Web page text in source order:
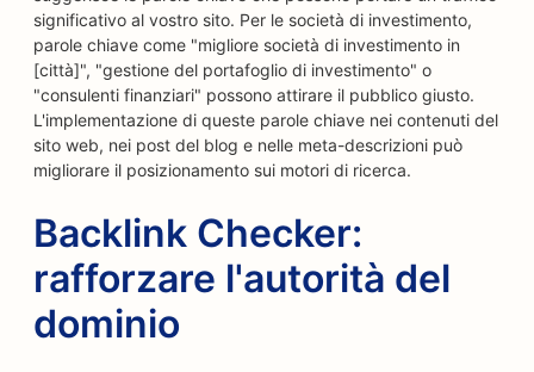
significativo al vostro sito. Per le società di investimento,
parole chiave come "migliore società di investimento in
[città]", "gestione del portafoglio di investimento" o
"consulenti finanziari" possono attirare il pubblico giusto.
L'implementazione di queste parole chiave nei contenuti del
sito web, nei post del blog e nelle meta-descrizioni può
migliorare il posizionamento sui motori di ricerca.
Backlink Checker:
rafforzare l'autorità del
dominio